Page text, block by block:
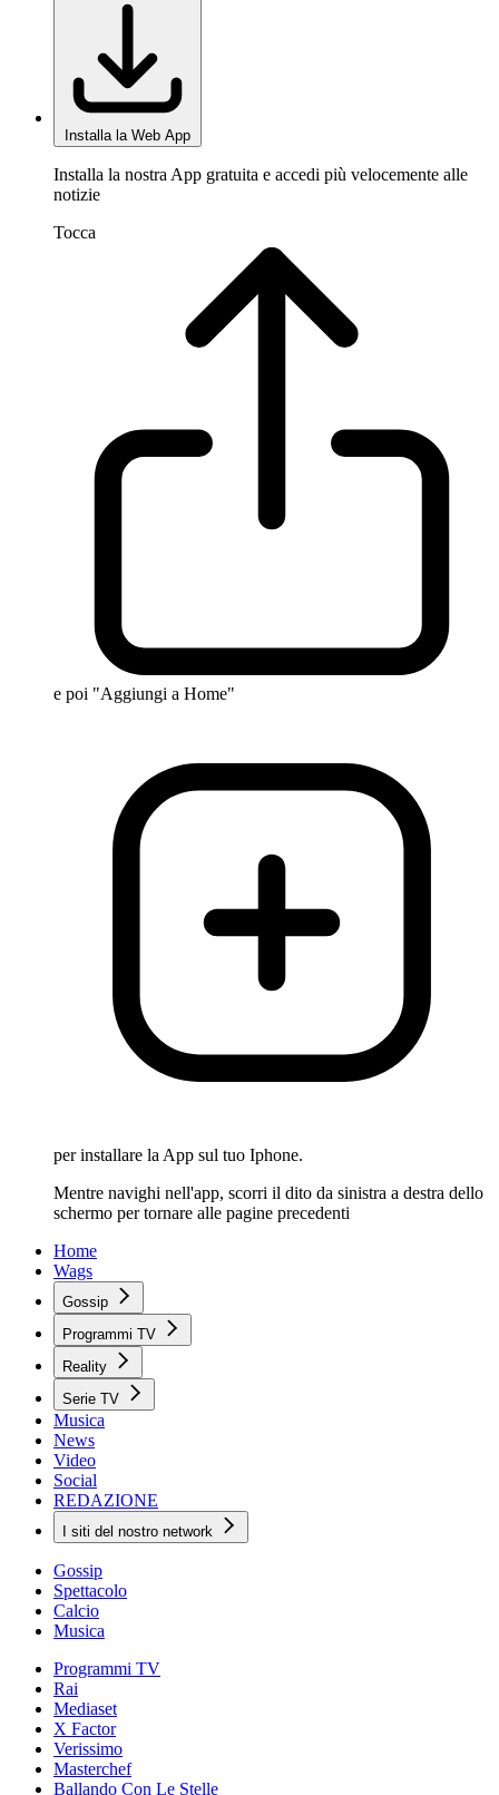
Installa la Web App
Installa la nostra App gratuita e accedi più velocemente alle
notizie
Tocca
e poi "Aggiungi a Home"
per installare la App sul tuo Iphone.
Mentre navighi nell'app, scorri il dito da sinistra a destra dello
schermo per tornare alle pagine precedenti
Home
Wags
Gossip
Programmi TV
Reality
Serie TV
Musica
News
Video
Social
REDAZIONE
I siti del nostro network
Gossip
Spettacolo
Calcio
Musica
Programmi TV
Rai
Mediaset
X Factor
Verissimo
Masterchef
Ballando Con Le Stelle